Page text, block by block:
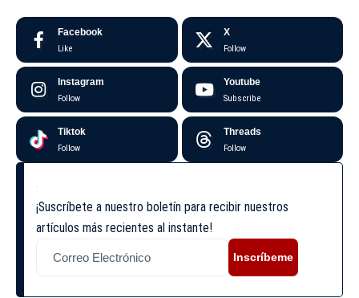
Facebook
Like
X
Follow
Instagram
Follow
Youtube
Subscribe
Tiktok
Follow
Threads
Follow
¡Suscríbete a nuestro boletín para recibir nuestros
artículos más recientes al instante!
Inscríbeme